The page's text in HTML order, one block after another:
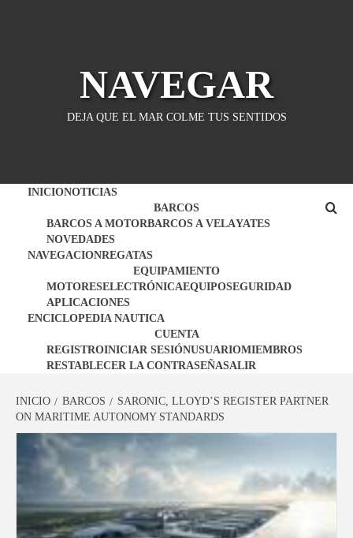
NAVEGAR
DEJA QUE EL MAR COLME TUS SENTIDOS
INICIONOTICIAS
BARCOS
BARCOS A MOTORBARCOS A VELAYATES
NOVEDADES
NAVEGACIONREGATAS
EQUIPAMIENTO
MOTORESELECTRÓNICAEQUIPOSEGURIDAD
APLICACIONES
ENCICLOPEDIA NAUTICA
CUENTA
REGISTROINICIAR SESIÓNUSUARIOMIEMBROS
RESTABLECER LA CONTRASEÑASALIR
INICIO BARCOS
SARONIC, LLOYD’S REGISTER PARTNER
ON MARITIME AUTONOMY STANDARDS